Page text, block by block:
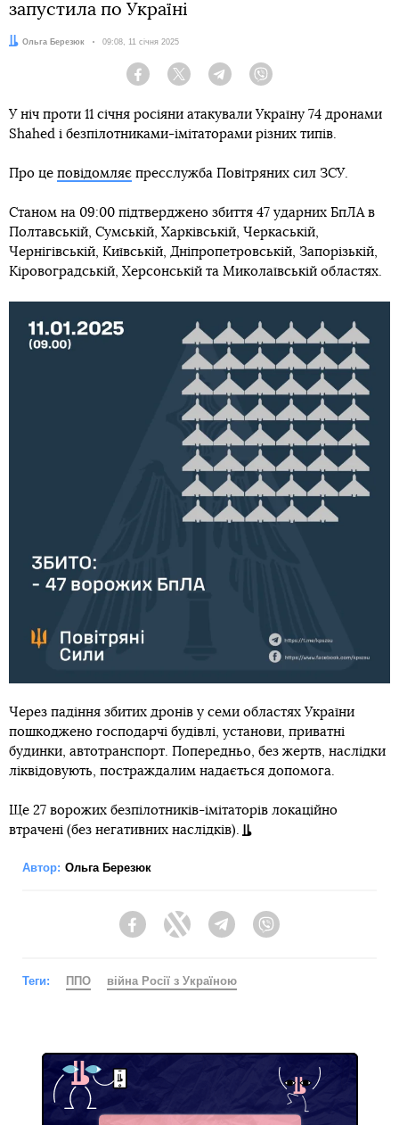
запустила по Україні
Автор:
Ольга Березюк Дата:
09:08, 11 січня 2025
Facebook Twitter Telegram
У ніч проти 11 січня росіяни атакували Україну 74 дронами
Shahed і безпілотниками-імітаторами різних типів.
Про це повідомляє пресслужба Повітряних сил ЗСУ.
Станом на 09:00 підтверджено збиття 47 ударних БпЛА в
Полтавській, Сумській, Харківській, Черкаській,
Чернігівській, Київській, Дніпропетровській, Запорізькій,
Кіровоградській, Херсонській та Миколаївській областях.
Через падіння збитих дронів у семи областях України
пошкоджено господарчі будівлі, установи, приватні
будинки, автотранспорт. Попередньо, без жертв, наслідки
ліквідовують, постраждалим надається допомога.
Ще 27 ворожих безпілотників-імітаторів локаційно
втрачені (без негативних наслідків).
Автор: Ольга Березюк
FacebookTwitter Telegram
Теги: ППО війна Росії з Україною